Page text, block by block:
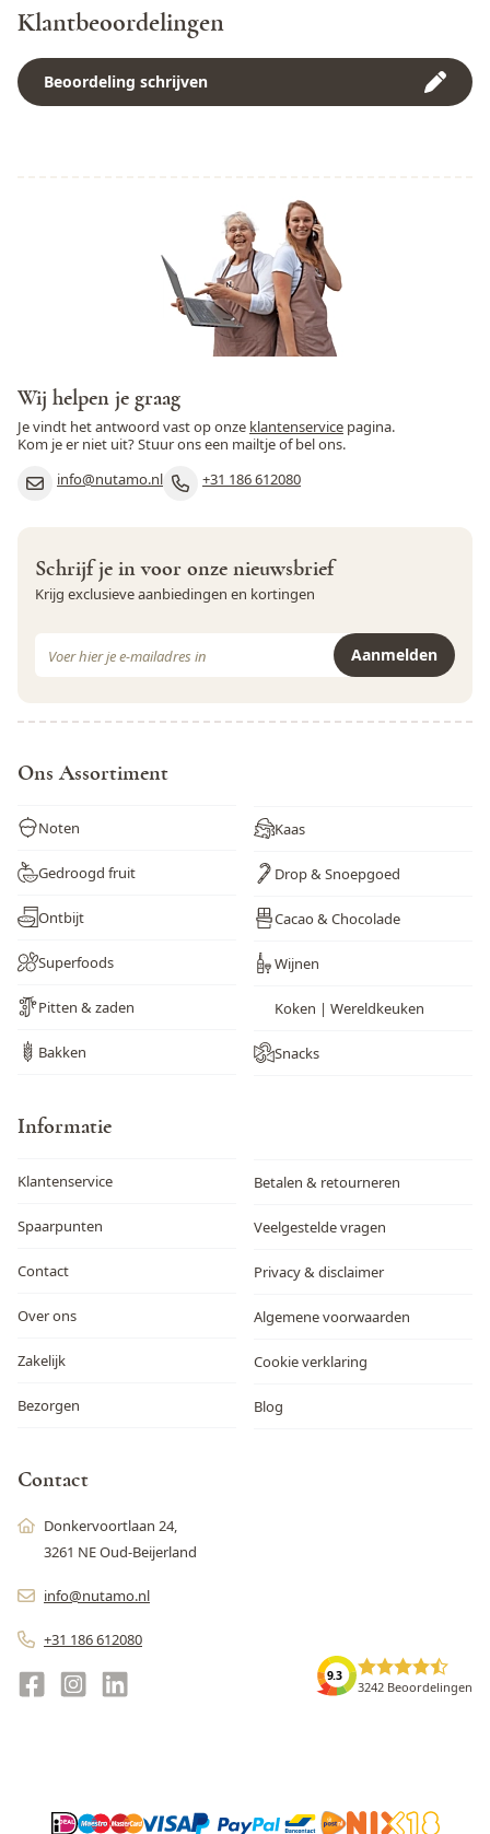
Melk
Mosterd
Nee
Nee
Nee
Selderij
Sesamzaad Nee
Soja Nee
Vis Nee
Wortel
Klantbeoordelingen
Beoordeling schrijven
Wij helpen je graag
Je vindt het antwoord vast op onze klantenservice pagina.
Kom je er niet uit? Stuur ons een mailtje of bel ons.
info@nutamo.nl
+31 186 612080
Schrijf je in voor onze nieuwsbrief
Krijg exclusieve aanbiedingen en kortingen
Aanmelden
Ons Assortiment
Noten
Gedroogd fruit
Ontbijt
Superfoods
Pitten & zaden
Bakken
Kaas
Drop & Snoepgoed
Cacao & Chocolade
Wijnen
Koken | Wereldkeuken
Snacks
Informatie
Klantenservice
Spaarpunten
Contact
Over ons
Zakelijk
Bezorgen
Betalen & retourneren
Veelgestelde vragen
Privacy & disclaimer
Algemene voorwaarden
Cookie verklaring
Blog
Contact
Donkervoortlaan 24,
3261 NE Oud-Beijerland
info@nutamo.nl
+31 186 612080
9.3
3242 Beoordelingen